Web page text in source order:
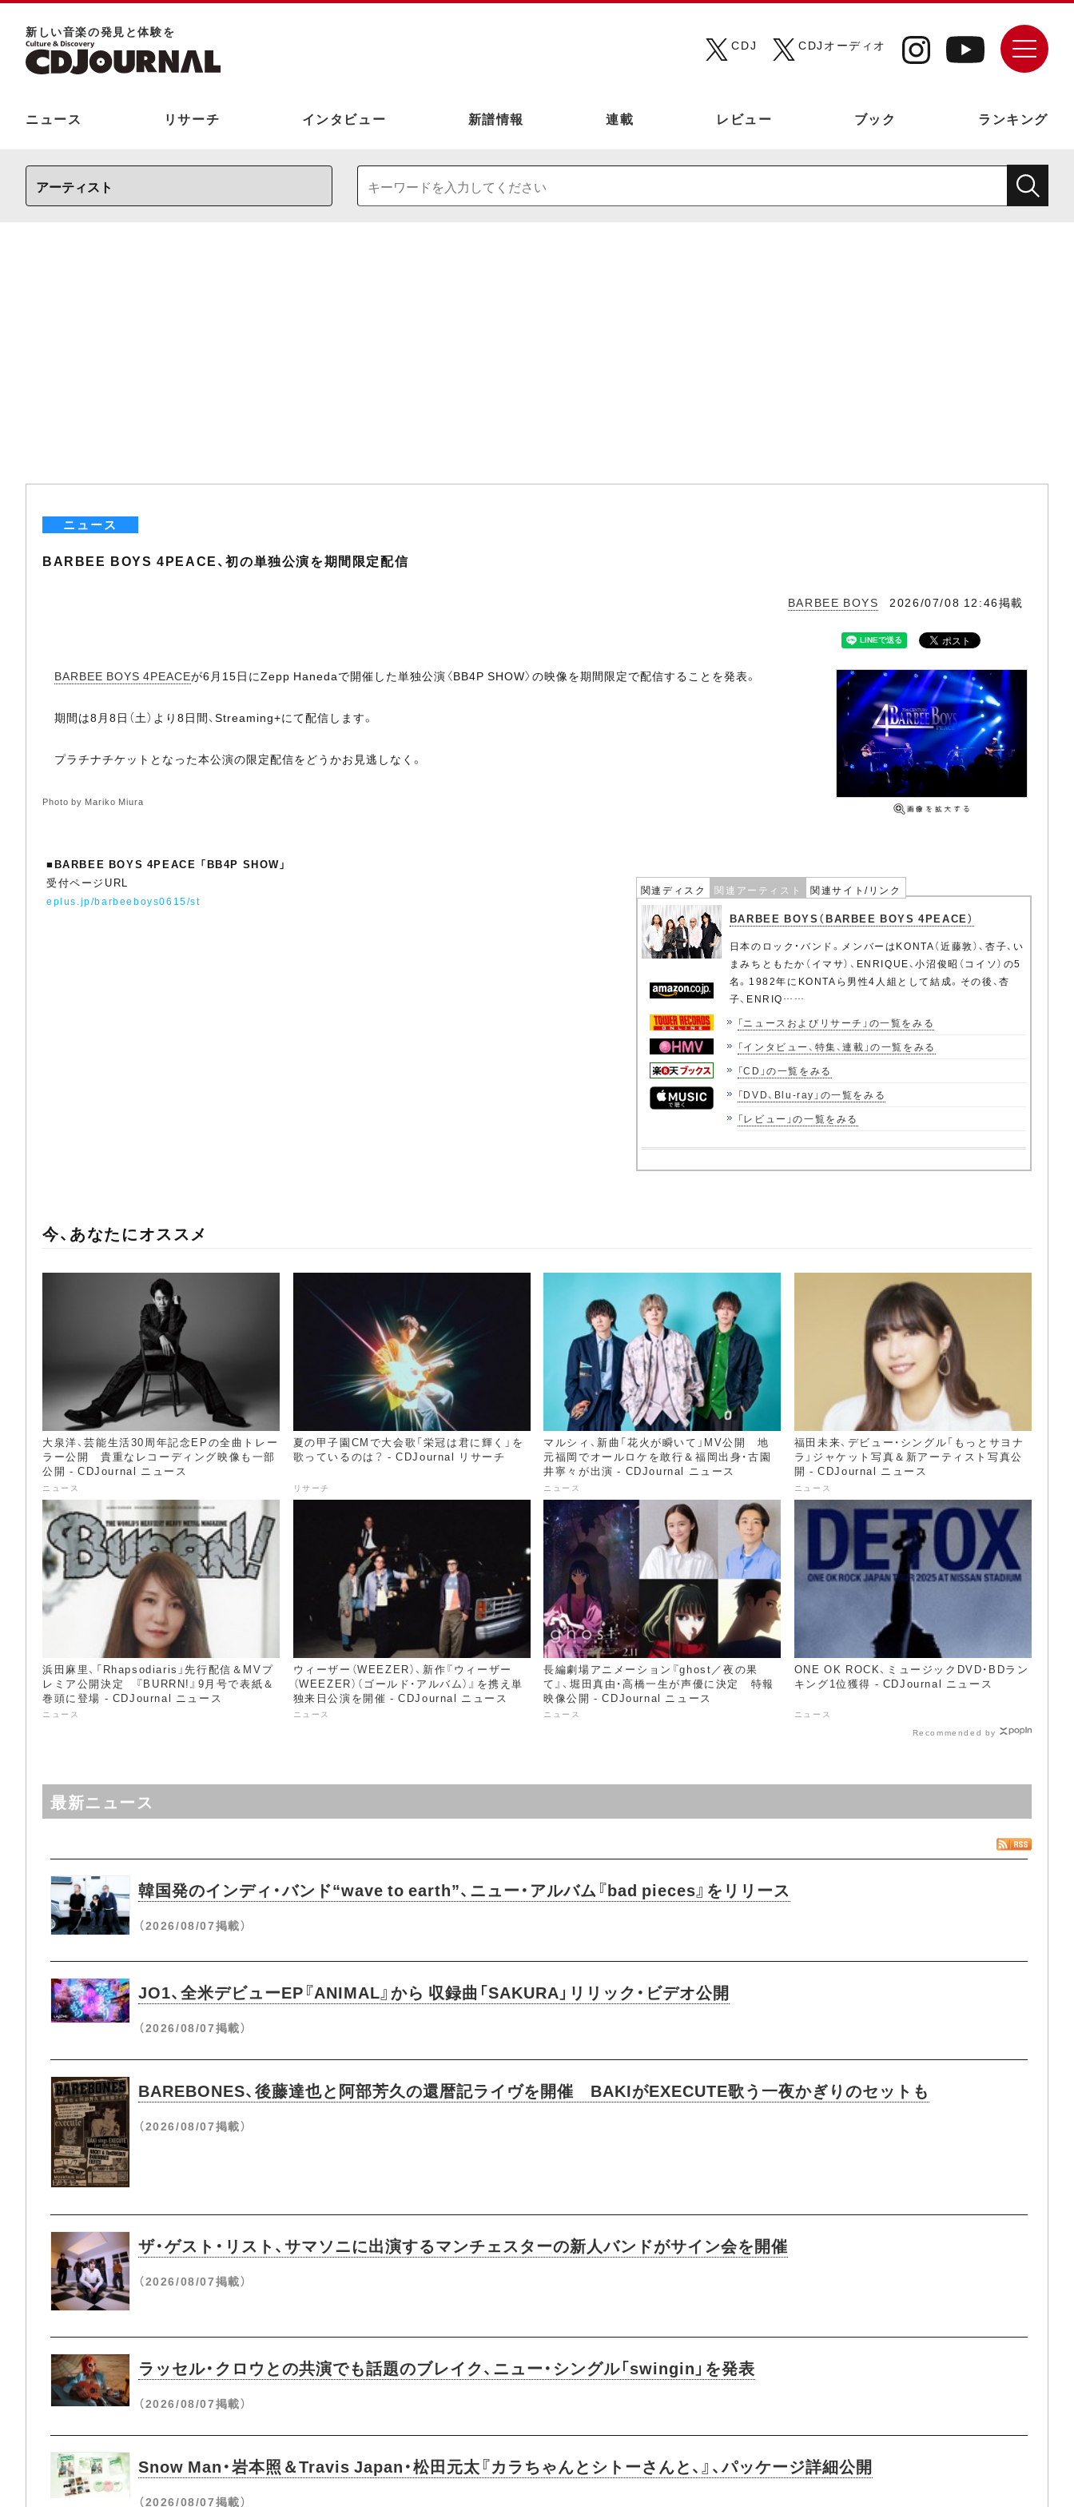
新しい⾳楽の発⾒と体験を
CDJ
CDJオーディオ
ニュース リサーチ インタビュー 新譜情報 連載 レビュー ブック ランキング
ニュース
BARBEE BOYS 4PEACE、初の単独公演を期間限定配信
BARBEE BOYS 2026/07/08 12:46掲載
BARBEE BOYS 4PEACEが6月15日にZepp Hanedaで開催した単独公演〈BB4P SHOW〉の映像を期間限定で配信することを発表。
期間は8月8日（土）より8日間、Streaming+にて配信します。
プラチナチケットとなった本公演の限定配信をどうかお見逃しなく。
Photo by Mariko Miura
関連ディスク 関連アーティスト 関連サイト/リンク
BARBEE BOYS（BARBEE BOYS 4PEACE）
日本のロック・バンド。メンバーはKONTA（近藤敦）、杏子、い
まみちともたか（イマサ）、ENRIQUE、小沼俊昭（コイソ）の5
名。1982年にKONTAら男性4人組として結成。その後、杏
子、ENRIQ……
「ニュースおよびリサーチ」の一覧をみる
「インタビュー、特集、連載」の一覧をみる
「CD」の一覧をみる
「DVD、Blu-ray」の一覧をみる
「レビュー」の一覧をみる
■BARBEE BOYS 4PEACE 「BB4P SHOW」
受付ページURL
eplus.jp/barbeeboys0615/st
今、あなたにオススメ
大泉洋、芸能生活30周年記念EPの全曲トレー
ラー公開 貴重なレコーディング映像も一部
公開 - CDJournal ニュース
ニュース
夏の甲子園CMで大会歌「栄冠は君に輝く」を
歌っているのは？ - CDJournal リサーチ
リサーチ
マルシィ、新曲「花火が瞬いて」MV公開 地
元福岡でオールロケを敢行＆福岡出身・古園
井寧々が出演 - CDJournal ニュース
ニュース
福田未来、デビュー・シングル「もっとサヨナ
ラ」ジャケット写真＆新アーティスト写真公
開 - CDJournal ニュース
ニュース
浜田麻里、「Rhapsodiaris」先行配信＆MVプ
レミア公開決定 『BURRN!』9月号で表紙＆
巻頭に登場 - CDJournal ニュース
ニュース
ウィーザー（WEEZER）、新作『ウィーザー
（WEEZER）（ゴールド・アルバム）』を携え単
独来日公演を開催 - CDJournal ニュース
ニュース
長編劇場アニメーション『ghost／夜の果
て』、堀田真由・高橋一生が声優に決定 特報
映像公開 - CDJournal ニュース
ニュース
ONE OK ROCK、ミュージックDVD・BDラン
キング1位獲得 - CDJournal ニュース
ニュース
Recommended by
最新ニュース
韓国発のインディ・バンド“wave to earth”、ニュー・アルバム『bad pieces』をリリース
（2026/08/07掲載）
JO1、全米デビューEP『ANIMAL』から 収録曲「SAKURA」リリック・ビデオ公開
（2026/08/07掲載）
BAREBONES、後藤達也と阿部芳久の還暦記ライヴを開催 BAKIがEXECUTE歌う一夜かぎりのセットも
（2026/08/07掲載）
ザ・ゲスト・リスト、サマソニに出演するマンチェスターの新人バンドがサイン会を開催
（2026/08/07掲載）
ラッセル・クロウとの共演でも話題のブレイク、ニュー・シングル「swingin」を発表
（2026/08/07掲載）
Snow Man・岩本照＆Travis Japan・松田元太『カラちゃんとシトーさんと、』、パッケージ詳細公開
（2026/08/07掲載）